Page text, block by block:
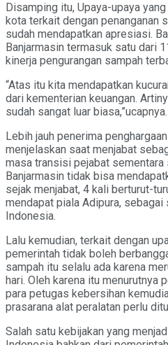
Disamping itu, Upaya-upaya
kota terkait dengan penanganan
sudah mendapatkan apresiasi.
Banjarmasin termasuk satu dari
kinerja pengurangan sampah
“Atas itu kita mendapatkan
dari kementerian keuangan.
sudah sangat luar biasa,”ucapnya.
Lebih jauh penerima
menjelaskan saat menjabat
masa transisi pejabat
Banjarmasin tidak bisa
sejak menjabat, 4 kali berturut-
mendapat piala Adipura,
Indonesia.
Lalu kemudian, terkait dengan
pemerintah tidak boleh
sampah itu selalu ada karena
hari. Oleh karena itu menurutnya
para petugas kebersihan
prasarana alat peralatan perlu
Salah satu kebijakan yang